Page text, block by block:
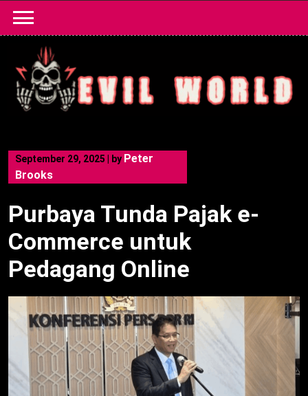
content
September 29, 2025 by Peter
Brooks
Purbaya Tunda Pajak e-
Commerce untuk
Pedagang Online